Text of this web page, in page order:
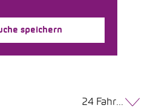
speichern
24 Fahrzeuge pro Seite